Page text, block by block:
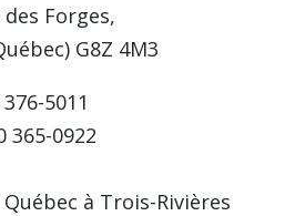
Forges,
G8Z 4M3
5011
365-0922
à Trois-Rivières